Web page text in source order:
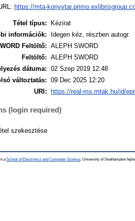
https://mta-
Tétel típus:
Kézirat
információk:
Idegen kéz, részben autogr.
Feltöltő: ALEPH SWORD
Feltöltő: ALEPH SWORD
dátuma: 02 Szep 2019 12:48
változtatás:
09 Dec 2025 12:20
URI:
https://real-ms.mtak.hu/id/
(login required)
szekesztése
a School of Electronics and Computer Science , University of Southampton